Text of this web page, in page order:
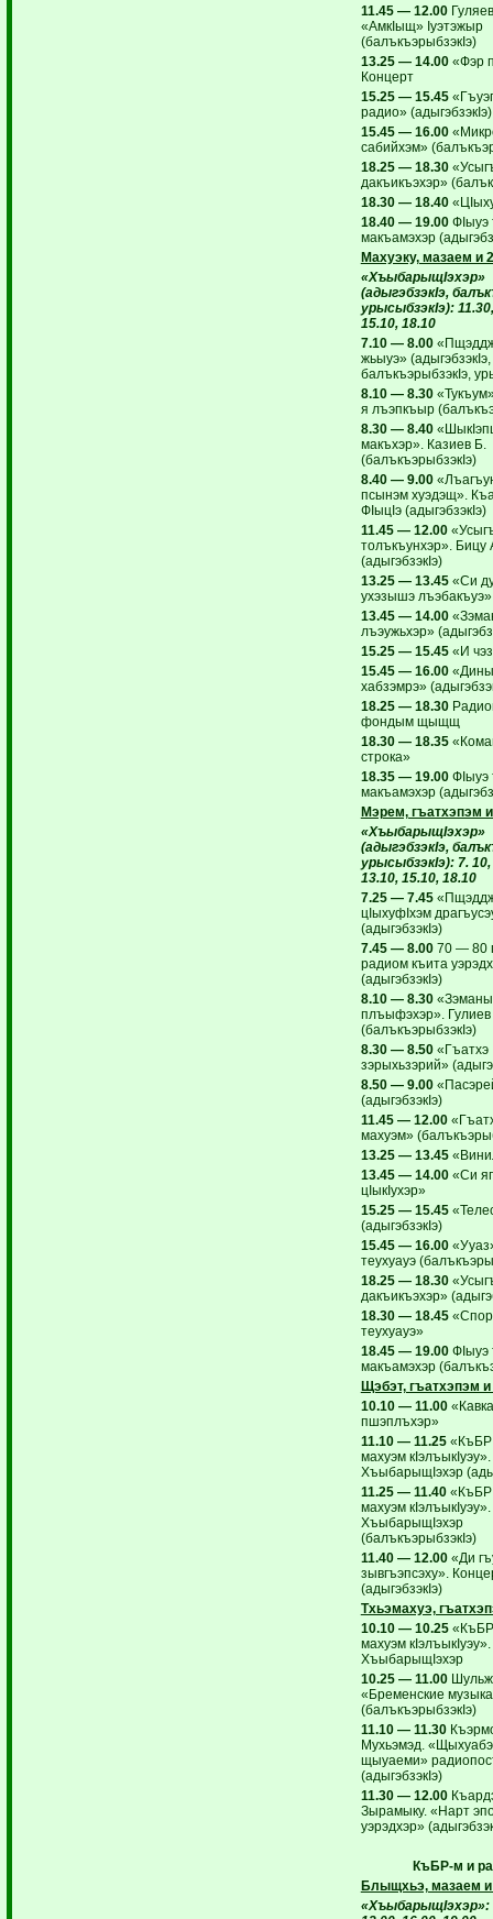
11.45 — 12.00
«АмкIыщ» Iуэтэжыр
(балъкъэрыбзэкIэ)
13.25 — 14.00«Фэр
Концерт
15.25 — 15.45
радио» (адыгэбзэкIэ)
15.45 — 16.00
сабийхэм»
18.25 — 18.30
дакъикъэхэр»
18.30 — 18.40
18.40 — 19.00ФIыуэ
макъамэхэр
Махуэку, мазаем и
«ХъыбарыщIэхэр»
(адыгэбзэкIэ,
урысыбзэкIэ):
15.10, 18.10
7.10 — 8.00
жьыуэ» (адыгэбзэкIэ,
балъкъэрыбзэкIэ,
8.10 — 8.30
я лъэпкъыр
8.30 — 8.40
макъхэр». Казиев Б.
(балъкъэрыбзэкIэ)
8.40 — 9.00
псынэм хуэдэщ».
ФIыцIэ (адыгэбзэкIэ)
11.45 — 12.00
толъкъунхэр». Бицу
(адыгэбзэкIэ)
13.25 — 13.45«Си
ухэзышэ лъэбакъуэ»
13.45 — 14.00
лъэужьхэр»
15.25 — 15.45«И
15.45 — 16.00
хабзэмрэ»
18.25 — 18.30
фондым щыщщ
18.30 — 18.35
строка»
18.35 — 19.00ФIыуэ
макъамэхэр
Мэрем, гъатхэпэм
«ХъыбарыщIэхэр»
(адыгэбзэкIэ,
урысыбзэкIэ): 7. 10,
13.10, 15.10, 18.10
7.25 — 7.45
цIыхуфIхэм
(адыгэбзэкIэ)
7.45 — 8.0070 — 80
радиом къита
(адыгэбзэкIэ)
8.10 — 8.30
плъыфэхэр».
(балъкъэрыбзэкIэ)
8.30 — 8.50«Гъатхэ
зэрыхьзэрий»
8.50 — 9.00
(адыгэбзэкIэ)
11.45 — 12.00
махуэм»
13.25 — 13.45
13.45 — 14.00«Си
цIыкIухэр»
15.25 — 15.45
(адыгэбзэкIэ)
15.45 — 16.00
теухуауэ
18.25 — 18.30
дакъикъэхэр»
18.30 — 18.45
теухуауэ»
18.45 — 19.00ФIыуэ
макъамэхэр
Щэбэт, гъатхэпэм и
10.10 — 11.00
пшэплъхэр»
11.10 — 11.25
махуэм кIэлъыкIуэу».
ХъыбарыщIэхэр
11.25 — 11.40
махуэм кIэлъыкIуэу».
ХъыбарыщIэхэр
(балъкъэрыбзэкIэ)
11.40 — 12.00«Ди
зывгъэпсэху».
(адыгэбзэкIэ)
Тхьэмахуэ,
10.10 — 10.25
махуэм кIэлъыкIуэу».
ХъыбарыщIэхэр
10.25 — 11.00
«Бременские
(балъкъэрыбзэкIэ)
11.10 — 11.30
Мухьэмэд.
щыуаеми»
(адыгэбзэкIэ)
11.30 — 12.00
Зырамыку. «Нарт
уэрэдхэр»
КъБР-м и
Блыщхьэ, мазаем и
«ХъыбарыщIэхэр»: